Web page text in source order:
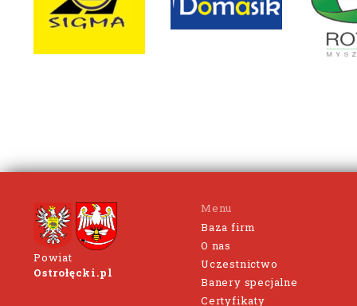
Powiat
Ostrołęcki.pl
Menu
Baza firm
O nas
Uczestnictwo
Banery specjalne
Certyfikaty